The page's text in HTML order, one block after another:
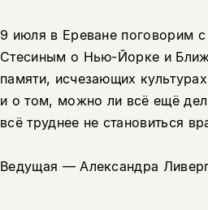
9 июля в Ереване поговорим
Стесиным о Нью-Йорке и
памяти, исчезающих
и о том, можно ли всё ещё
всё труднее не становиться
Ведущая — Александра
Этой книги
Вы можете подписаться